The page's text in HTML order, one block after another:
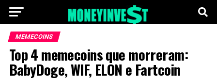
MEMECOINS
Top 4 memecoins que morreram:
BabyDoge, WIF, ELON e Fartcoin